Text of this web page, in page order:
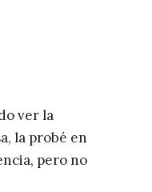
ver la
la probé en
pero no